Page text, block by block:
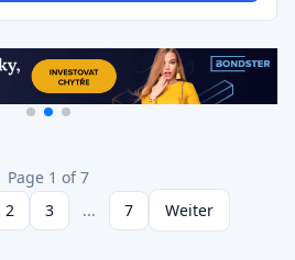
Page 1 of 7
2 3 ... 7 Weiter